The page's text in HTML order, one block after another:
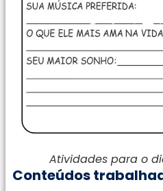
Atividades para o
Conteúdos